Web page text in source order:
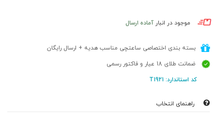
موجود در انبار آماده ارسال
بسته بندی اختصاصی ساعتچی مناسب هدیه + ارسال رایگان
ضمانت طلای 18 عیار و فاکتور رسمی
کد استاندارد: T1921
راهنمای انتخاب